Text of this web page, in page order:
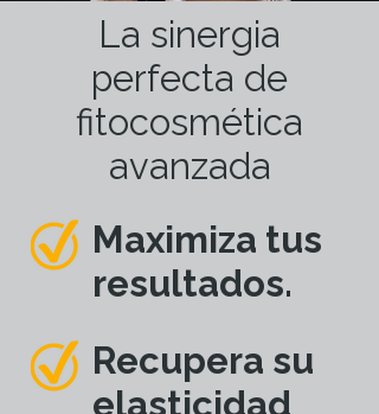
La sinergia
perfecta de
fitocosmética
avanzada
Maximiza tus
resultados.
Recupera su
elasticidad